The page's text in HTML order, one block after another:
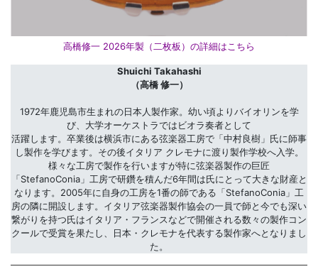
高橋修一 2026年製（二枚板）の詳細はこちら
Shuichi Takahashi
（高橋 修一）
1972年鹿児島市生まれの日本人製作家。幼い頃よりバイオリンを学
び、大学オーケストラではビオラ奏者として
活躍します。卒業後は横浜市にある弦楽器工房で「中村良樹」氏に師事
し製作を学びます。その後イタリア クレモナに渡り製作学校へ入学。
様々な工房で製作を行いますが特に弦楽器製作の巨匠
「StefanoConia」工房で研鑽を積んだ6年間は氏にとって大きな財産と
なります。2005年に自身の工房を1番の師である「StefanoConia」工
房の隣に開設します。イタリア弦楽器製作協会の一員で師と今でも深い
繋がりを持つ氏はイタリア・フランスなどで開催される数々の製作コン
クールで受賞を果たし、日本・クレモナを代表する製作家へとなりまし
た。